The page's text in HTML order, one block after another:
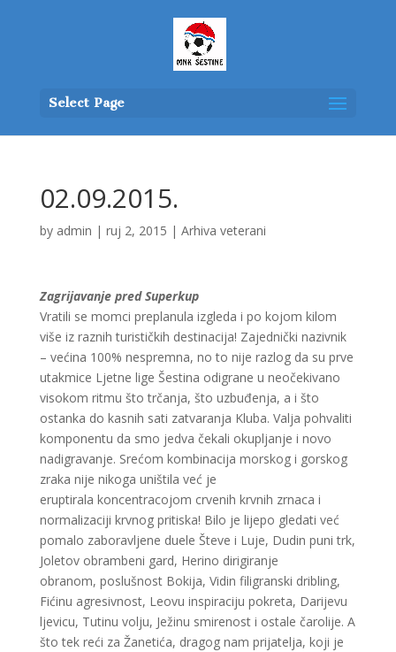
Select Page
02.09.2015.
by admin | ruj 2, 2015 | Arhiva veterani
Zagrijavanje pred Superkup
Vratili se momci preplanula izgleda i po kojom kilom
više iz raznih turističkih destinacija! Zajednički nazivnik
– većina 100% nespremna, no to nije razlog da su prve
utakmice Ljetne lige Šestina odigrane u neočekivano
visokom ritmu što trčanja, što uzbuđenja, a i što
ostanka do kasnih sati zatvaranja Kluba. Valja pohvaliti
komponentu da smo jedva čekali okupljanje i novo
nadigravanje. Srećom kombinacija morskog i gorskog
zraka nije nikoga uništila već je
eruptirala koncentracojom crvenih krvnih zrnaca i
normalizaciji krvnog pritiska! Bilo je lijepo gledati već
pomalo zaboravljene duele Števe i Luje, Dudin puni trk,
Joletov obrambeni gard, Herino dirigiranje
obranom, poslušnost Bokija, Vidin filigranski dribling,
Fićinu agresivnost, Leovu inspiraciju pokreta, Darijevu
ljevicu, Tutinu volju, Ježinu smirenost i ostale čarolije. A
što tek reći za Žanetića, dragog nam prijatelja, koji je